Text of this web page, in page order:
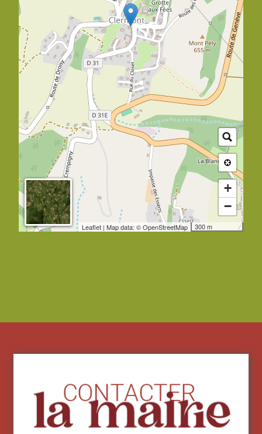
+
−
300 m
Leaflet | Map data: ©OpenStreetMap